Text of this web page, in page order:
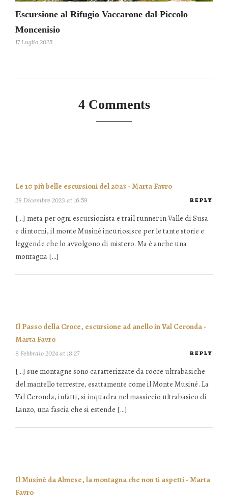
Escursione al Rifugio Vaccarone dal Piccolo
Moncenisio
17 Luglio 2025
4 Comments
Le 10 più belle escursioni del 2023 - Marta Favro
28 Dicembre 2023 at 16:59 REPLY
[…] meta per ogni escursionista e trail runner in Valle di Susa
e dintorni, il monte Musinè incuriosisce per le tante storie e
leggende che lo avvolgono di mistero. Ma è anche una
montagna […]
Il Passo della Croce, escursione ad anello in Val Ceronda -
Marta Favro
8 Febbraio 2024 at 18:27 REPLY
[…] sue montagne sono caratterizzate da rocce ultrabasiche
del mantello terrestre, esattamente come il Monte Musiné. La
Val Ceronda, infatti, si inquadra nel massiccio ultrabasico di
Lanzo, una fascia che si estende […]
Il Musinè da Almese, la montagna che non ti aspetti - Marta
Favro